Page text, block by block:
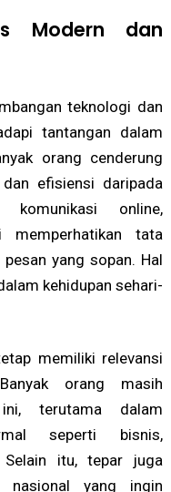
Modern dan
teknologi dan
tantangan dalam
orang cenderung
efisiensi daripada
komunikasi online,
tata
yang sopan. Hal
kehidupan sehari-
memiliki relevansi
orang masih
terutama dalam
seperti bisnis,
Selain itu, tepar juga
nasional yang ingin